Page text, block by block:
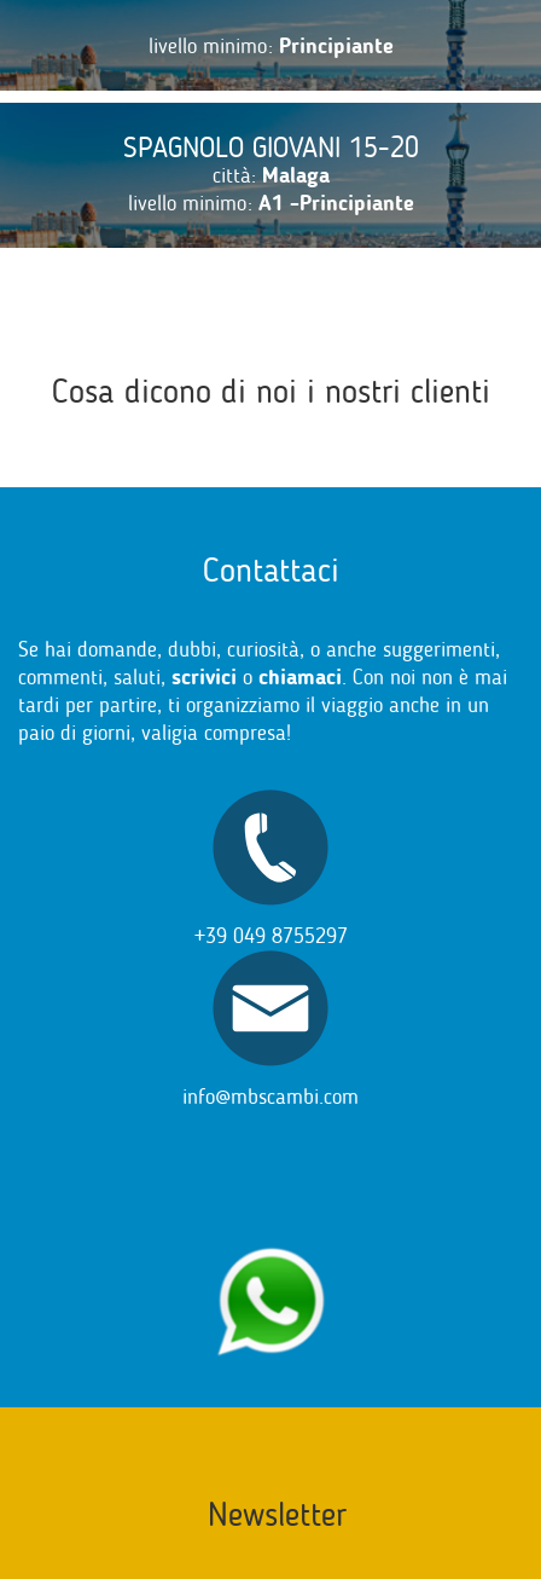
livello minimo: Principiante
SPAGNOLO GIOVANI 15-20
città:Malaga
livello minimo: A1 -Principiante
Cosa dicono di noi i nostri clienti
Contattaci
Se hai domande, dubbi, curiosità, o anche suggerimenti,
commenti, saluti, scrivici o chiamaci. Con noi non è mai
tardi per partire, ti organizziamo il viaggio anche in un
paio di giorni, valigia compresa!
+39 049 8755297
info@mbscambi.com
Newsletter